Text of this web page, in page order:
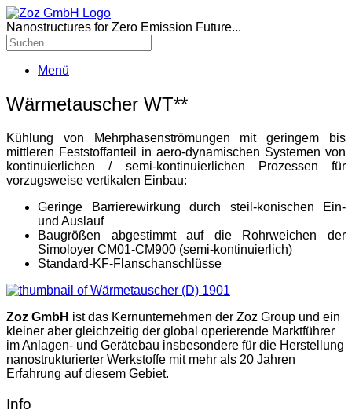
Nanostructures for Zero Emission Future...
Menü
Wärmetauscher WT**
Kühlung von Mehrphasenströmungen mit geringem bis
mittleren Feststoffanteil in aero-dynamischen Systemen von
kontinuierlichen / semi-kontinuierlichen Prozessen für
vorzugsweise vertikalen Einbau:
Geringe Barrierewirkung durch steil-konischen Ein-
und Auslauf
Baugrößen abgestimmt auf die Rohrweichen der
Simoloyer CM01-CM900 (semi-kontinuierlich)
Standard-KF-Flanschanschlüsse
Zoz GmbH ist das Kernunternehmen der Zoz Group und ein
kleiner aber gleichzeitig der global operierende Marktführer
im Anlagen- und Gerätebau insbesondere für die Herstellung
nanostrukturierter Werkstoffe mit mehr als 20 Jahren
Erfahrung auf diesem Gebiet.
Info